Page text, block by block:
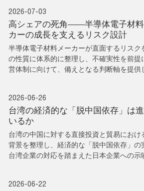
2026-07-03
高シェアの死角――半導体電子材
カーの成長を支えるリスク設計
半導体電子材料メーカーが直面するリスク
の性質に体系的に整理し、不確実性を前提
営体制に向けて、備えとなる判断軸を提供
2026-06-26
台湾の経済的な「脱中国依存」は
いるか
台湾の中国に対する直接投資と貿易におけ
背景を整理し、経済的な「脱中国依存」の
台湾企業の対応を踏まえた日本企業への示
2026-06-22